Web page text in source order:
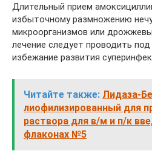
Длительный прием
избыточному размножению
микроорганизмов или
лечение следует проводить
избежание развития
Читайте также: Лидаза-
лиофилизированный для
раствора для в/м и п/к
флаконах №5